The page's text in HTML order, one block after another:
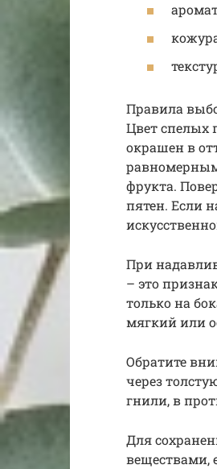
Правила
Цвет спелых
окрашен в
фрукта.
пятен. Если
При
– это
только на
мягкий или
Обратите
через
гнили, в
Для
веществами,